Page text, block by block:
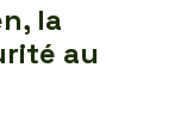
la
au